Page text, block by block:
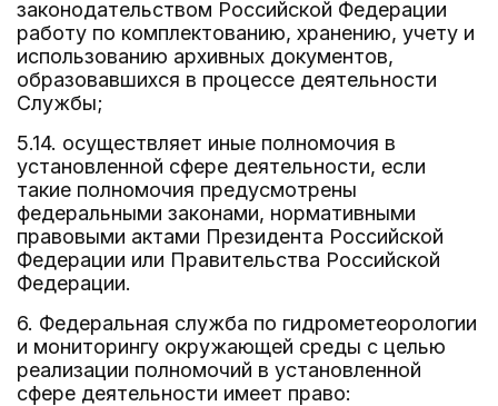
законодательством Российской Федерации
работу по комплектованию, хранению, учету и
использованию архивных документов,
образовавшихся в процессе деятельности
Службы;
5.14. осуществляет иные полномочия в
установленной сфере деятельности, если
такие полномочия предусмотрены
федеральными законами, нормативными
правовыми актами Президента Российской
Федерации или Правительства Российской
Федерации.
6. Федеральная служба по гидрометеорологии
и мониторингу окружающей среды с целью
реализации полномочий в установленной
сфере деятельности имеет право: